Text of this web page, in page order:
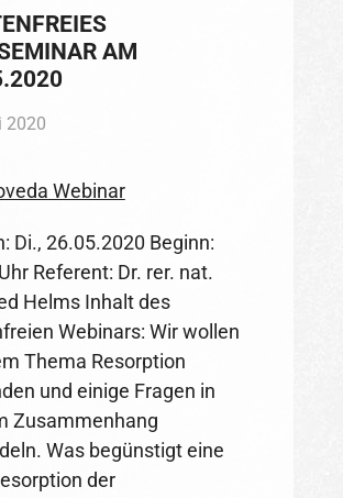
AM
2020
Di., 26.05.2020 Beginn:
Referent: Dr. rer. nat.
Helms Inhalt des
Webinars: Wir wollen
Thema Resorption
und einige Fragen in
Zusammenhang
Was begünstigt eine
der